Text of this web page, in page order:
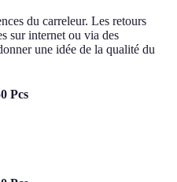
du carreleur. Les retours
sur internet ou via des
une idée de la qualité du
Pcs